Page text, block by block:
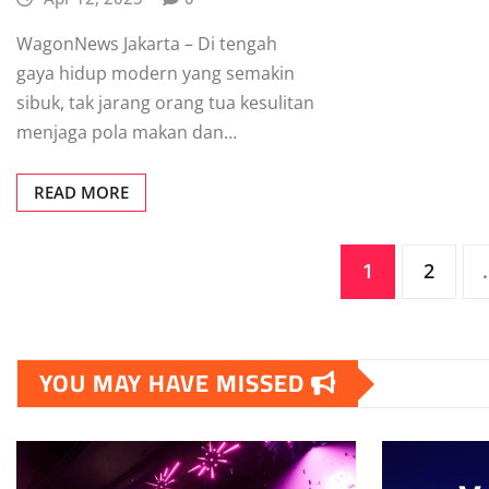
WagonNews Jakarta – Di tengah
gaya hidup modern yang semakin
sibuk, tak jarang orang tua kesulitan
menjaga pola makan dan…
READ MORE
pagination
1 2
YOU MAY HAVE MISSED